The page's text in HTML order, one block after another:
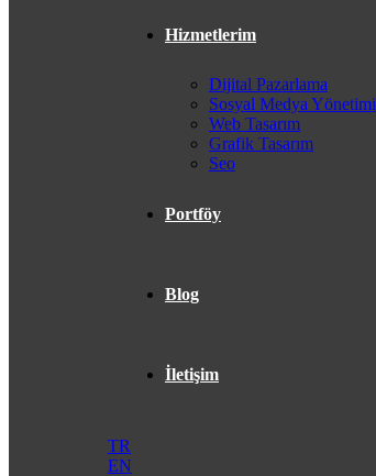
Hizmetlerim
Dijital Pazarlama
Sosyal Medya Yönetimi
Web Tasarım
Grafik Tasarım
Seo
Portföy
Blog
İletişim
TR
EN